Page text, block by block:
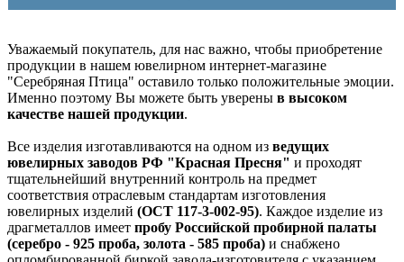
Уважаемый покупатель, для нас важно, чтобы приобретение
продукции в нашем ювелирном интернет-магазине
"Серебряная Птица" оставило только положительные эмоции.
Именно поэтому Вы можете быть уверены в высоком
качестве нашей продукции.
Все изделия изготавливаются на одном из ведущих
ювелирных заводов РФ "Красная Пресня" и проходят
тщательнейший внутренний контроль на предмет
соответствия отраслевым стандартам изготовления
ювелирных изделий (ОСТ 117-3-002-95). Каждое изделие из
драгметаллов имеет пробу Российской пробирной палаты
(серебро - 925 проба, золота - 585 проба) и снабжено